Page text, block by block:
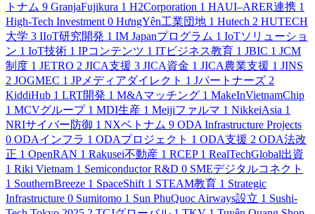
トナム 9 GranjaFujikura 1 H2Corporation 1 HAUI–ARER連携 1
High-Tech Investment 0 HưngYên工業団地 1 Hutech 2 HUTECH
大学 3 IIoT研究開発 1 IM Japanプログラム 1 IoTソリューショ
ン 1 IoT技術 1 IPコンテンツ 1 ITビジネス教育 1 JBIC 1 JCM
制度 1 JETRO 2 JICA支援 3 JICA資金 1 JICA農業支援 1 JINS
2 JOGMEC 1 JPメディアダイレクト 1 Jパートナーズ 2
KiddiHub 1 LRT開発 1 M&Aマッチング 1 MakeInVietnamChip
1 MCVグループ 1 MDI生産 1 Meijiファルマ 1 NikkeiAsia 1
NRIサイバー防御 1 NXベトナム 9 ODA Infrastructure Projects
0 ODAインフラ 1 ODAプロジェクト 1 ODA支援 2 ODA法改
正 1 OpenRAN 1 Rakusei不動産 1 RCEP 1 RealTechGlobal出資
1 Riki Vietnam 1 Semiconductor R&D 0 SMEデジタルコネクト
1 SouthernBreeze 1 SpaceShift 1 STEAM教育 1 Strategic
Infrastructure 0 Sumitomo 1 Sun PhuQuoc Airways設立 1 Sushi-